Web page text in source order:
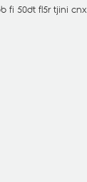
fi 50dt fl5r tjini cnx